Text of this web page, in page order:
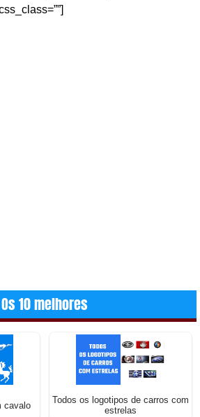
Os 10 melhores
cavalo
Todos os logotipos de carros com
estrelas